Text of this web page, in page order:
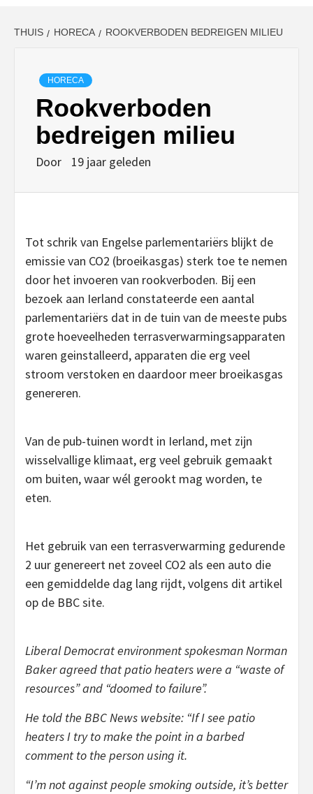
THUIS HORECA ROOKVERBODEN BEDREIGEN MILIEU
HORECA
Rookverboden
bedreigen milieu
Door 19 jaar geleden
Tot schrik van Engelse parlementariërs blijkt de
emissie van CO2 (broeikasgas) sterk toe te nemen
door het invoeren van rookverboden. Bij een
bezoek aan Ierland constateerde een aantal
parlementariërs dat in de tuin van de meeste pubs
grote hoeveelheden terrasverwarmingsapparaten
waren geinstalleerd, apparaten die erg veel
stroom verstoken en daardoor meer broeikasgas
genereren.
Van de pub-tuinen wordt in Ierland, met zijn
wisselvallige klimaat, erg veel gebruik gemaakt
om buiten, waar wél gerookt mag worden, te
eten.
Het gebruik van een terrasverwarming gedurende
2 uur genereert net zoveel CO2 als een auto die
een gemiddelde dag lang rijdt, volgens dit artikel
op de BBC site.
Liberal Democrat environment spokesman Norman
Baker agreed that patio heaters were a “waste of
resources” and “doomed to failure”.
He told the BBC News website: “If I see patio
heaters I try to make the point in a barbed
comment to the person using it.
“I’m not against people smoking outside, it’s better